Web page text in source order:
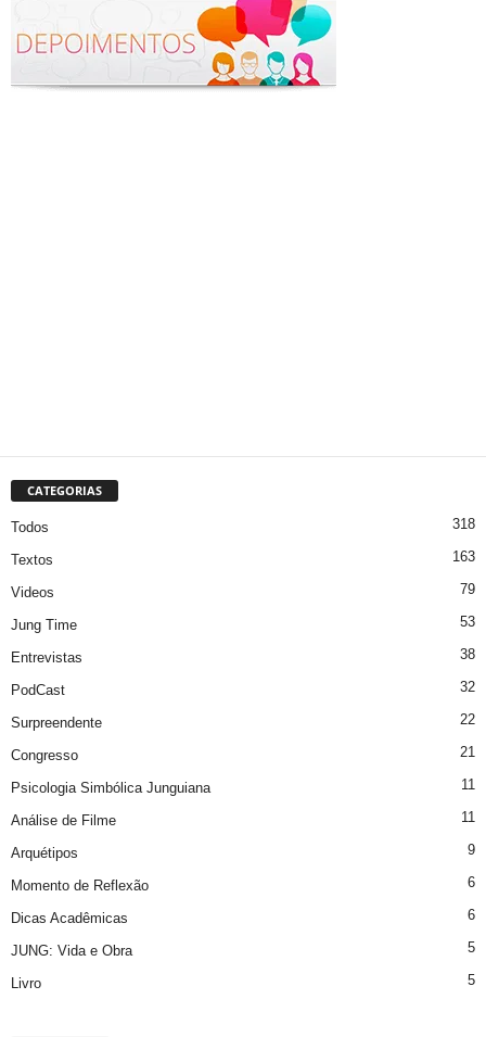
CATEGORIAS
Todos 318
Textos 163
Videos 79
Jung Time 53
Entrevistas 38
PodCast 32
Surpreendente 22
Congresso 21
Psicologia Simbólica Junguiana 11
Análise de Filme 11
Arquétipos 9
Momento de Reflexão 6
Dicas Acadêmicas 6
JUNG: Vida e Obra 5
Livro 5